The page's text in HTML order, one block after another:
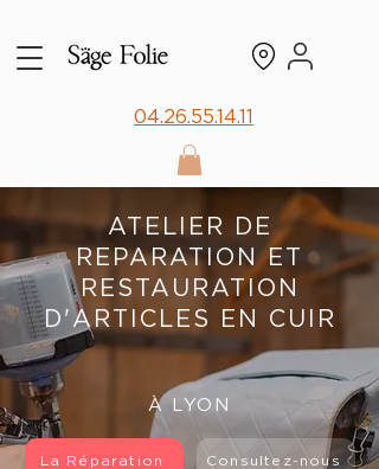
04.26.55.14.11
ATELIER DE
REPARATION ET
RESTAURATION
D'ARTICLES EN CUIR
À LYON
La Réparation Consultez-nous